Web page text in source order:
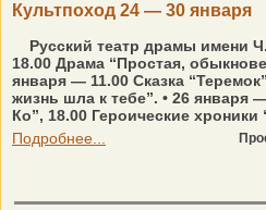
Культпоход 24 — 30 января
Русский театр драмы имени
18.00 Драма “Простая,
января — 11.00 Сказка
жизнь шла к тебе”. • 26 января
Ко”, 18.00 Героические хроники
Подробнее...